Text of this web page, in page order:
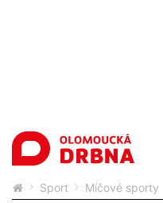
Sport Míčové sporty